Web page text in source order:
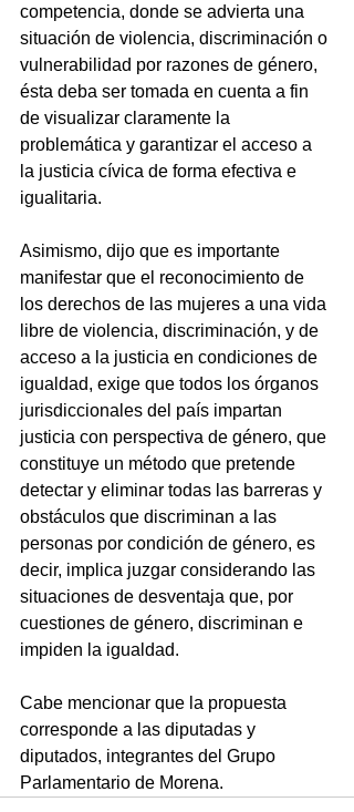
competencia, donde se advierta una
situación de violencia, discriminación o
vulnerabilidad por razones de género,
ésta deba ser tomada en cuenta a fin
de visualizar claramente la
problemática y garantizar el acceso a
la justicia cívica de forma efectiva e
igualitaria.
Asimismo, dijo que es importante
manifestar que el reconocimiento de
los derechos de las mujeres a una vida
libre de violencia, discriminación, y de
acceso a la justicia en condiciones de
igualdad, exige que todos los órganos
jurisdiccionales del país impartan
justicia con perspectiva de género, que
constituye un método que pretende
detectar y eliminar todas las barreras y
obstáculos que discriminan a las
personas por condición de género, es
decir, implica juzgar considerando las
situaciones de desventaja que, por
cuestiones de género, discriminan e
impiden la igualdad.
Cabe mencionar que la propuesta
corresponde a las diputadas y
diputados, integrantes del Grupo
Parlamentario de Morena.